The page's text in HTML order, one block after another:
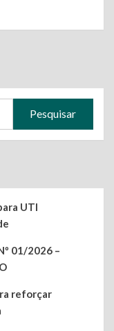
UTI
01/2026 –
reforçar